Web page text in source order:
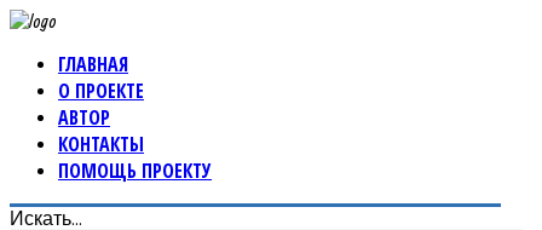
ГЛАВНАЯ
О ПРОЕКТЕ
АВТОР
КОНТАКТЫ
ПОМОЩЬ ПРОЕКТУ
Искать...